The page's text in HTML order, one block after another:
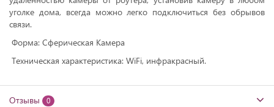
уголке дома, всегда можно легко подключиться без обрывов
связи.
Форма: Сферическая Камера
Техническая характеристика: WiFi, инфракрасный.
Отзывы 0